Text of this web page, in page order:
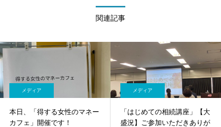
関連記事
メディア
本日、「得する女性のマネー
カフェ」開催です！
メディア
「はじめての相続講座」【大
盛況】ご参加いただきありが